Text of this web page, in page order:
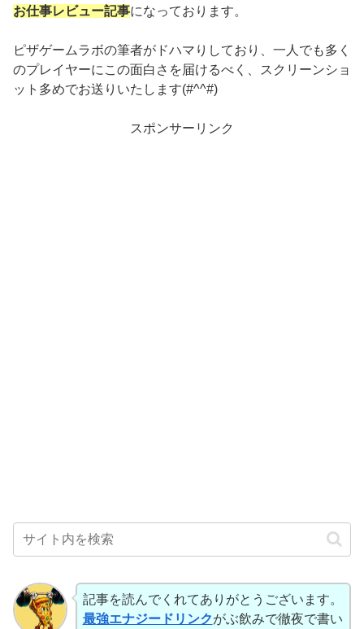
お仕事レビュー記事になっております。
ピザゲームラボの筆者がドハマりしており、一人でも多く
のプレイヤーにこの面白さを届けるべく、スクリーンショ
ット多めでお送りいたします(#^^#)
スポンサーリンク
記事を読んでくれてありがとうございます。
最強エナジードリンクがぶ飲みで徹夜で書い